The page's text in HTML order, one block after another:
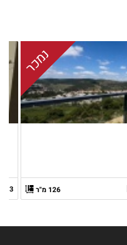
נמכר
126 מ"ר 3